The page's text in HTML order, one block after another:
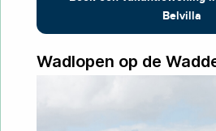
Belvilla
Wadlopen op de